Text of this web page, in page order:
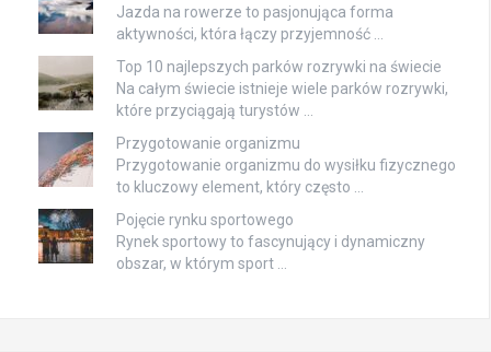
Jazda na rowerze to pasjonująca forma
aktywności, która łączy przyjemność …
Top 10 najlepszych parków rozrywki na świecie
Na całym świecie istnieje wiele parków rozrywki,
które przyciągają turystów …
Przygotowanie organizmu
Przygotowanie organizmu do wysiłku fizycznego
to kluczowy element, który często …
Pojęcie rynku sportowego
Rynek sportowy to fascynujący i dynamiczny
obszar, w którym sport …